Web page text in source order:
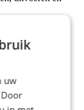
vakinhoudelijke
binnen het
externe
uw